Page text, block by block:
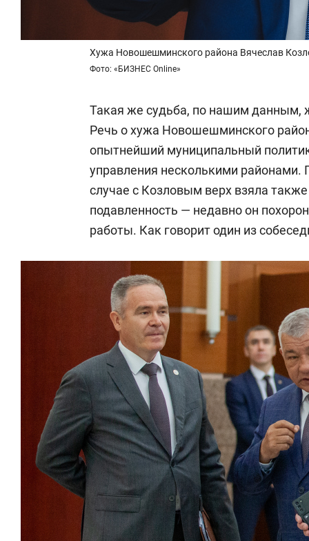
Хужа Новошешминского района Вячеслав
Фото: «БИЗНЕС Online»
Такая же судьба, по нашим данным,
Речь о хужа Новошешминского
опытнейший муниципальный
управления несколькими районами.
случае с Козловым верх взяла
подавленность — недавно он
работы. Как говорит один из